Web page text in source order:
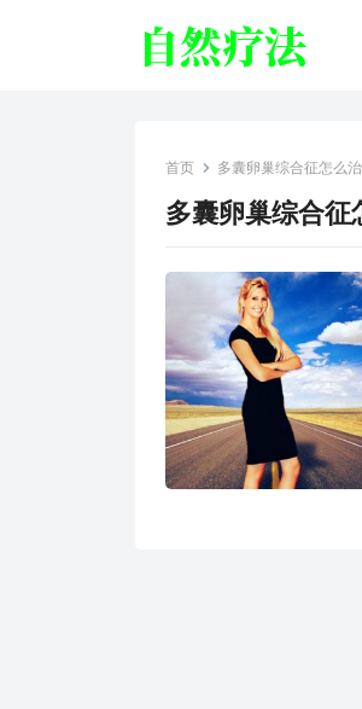
首页 多囊卵巢综合征怎么
多囊卵巢综合